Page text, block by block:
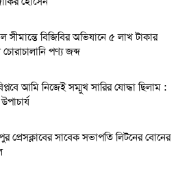
সীমান্তে বিজিবির অভিযানে ৫ লাখ টাকার
পণ্য জব্দ
আমি নিজেই সম্মুখ সারির যোদ্ধা ছিলাম :
প্রেসক্লাবের সাবেক সভাপতি লিটনের বোনের